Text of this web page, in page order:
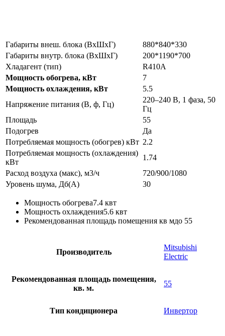
Габариты внеш. блока (ВxШxГ)
880*840*330
Габариты внутр. блока (ВxШxГ)
200*1190*700
Хладагент (тип)
R410A
Мощность обогрева, кВт
7
Мощность охлаждения, кВт
5.5
Напряжение питания (В, ф, Гц)
220–240 B, 1 фаза, 50
Гц
Площадь
55
Подогрев
Да
Потребляемая мощность (обогрев) кВт 2.2
Потребляемая мощность (охлаждения)
кВт
1.74
Расход воздуха (макс), м3/ч
720/900/1080
Уровень шума, Дб(А)
30
Мощность обогрева7.4 квт
Мощность охлаждения5.6 квт
Рекомендованная площадь помещения кв мдо 55
Производитель
Mitsubishi
Electric
Рекомендованная площадь помещения,
кв. м.
55
Тип кондиционера Инвертор